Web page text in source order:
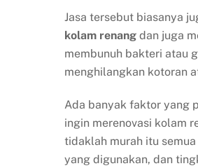
Jasa tersebut biasanya
kolam renang dan juga
membunuh bakteri atau
menghilangkan kotoran
Ada banyak faktor yang
ingin merenovasi kolam
tidaklah murah itu
yang digunakan, dan